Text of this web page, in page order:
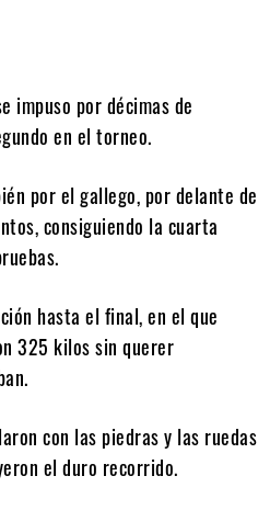
impuso por décimas de
en el torneo.
por el gallego, por delante de
consiguiendo la cuarta
hasta el final, en el que
325 kilos sin querer
con las piedras y las ruedas
el duro recorrido.